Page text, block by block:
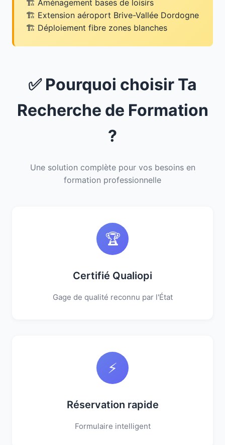
Aménagement bases de loisirs
Extension aéroport Brive-Vallée Dordogne
Déploiement fibre zones blanches
✅ Pourquoi choisir Ta
Recherche de Formation
?
Une solution complète pour vos besoins en
formation professionnelle
🏆
Certifié Qualiopi
Gage de qualité reconnu par l'État
⚡
Réservation rapide
Formulaire intelligent